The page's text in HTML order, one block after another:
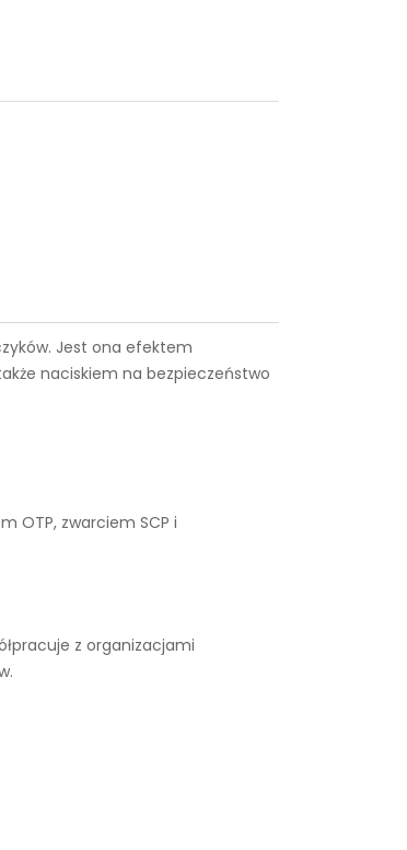
Jest ona efektem
naciskiem na bezpieczeństwo
OTP, zwarciem SCP i
z organizacjami